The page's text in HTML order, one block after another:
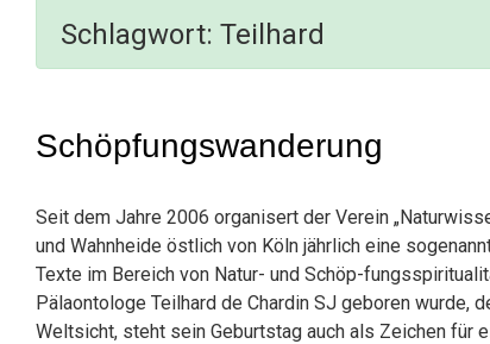
Schlagwort: Teilhard
Schöpfungswanderung
Seit dem Jahre 2006 organisert der Verein
und Wahnheide östlich von Köln jährlich eine
Texte im Bereich von Natur- und Schöp-
Pälaontologe Teilhard de Chardin SJ geboren
Weltsicht, steht sein Geburtstag auch als Zeichen für